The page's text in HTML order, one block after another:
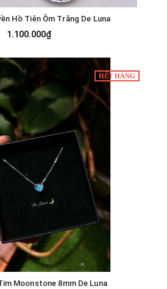
Hồ Tiên Ôm Trăng De Luna
1.100.000₫
HẾT HÀNG
Moonstone 8mm De Luna